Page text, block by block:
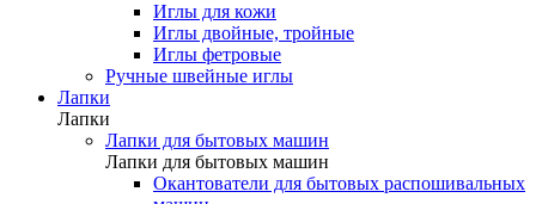
Иглы для кожи
Иглы двойные, тройные
Иглы фетровые
Ручные швейные иглы
Лапки
Лапки
Лапки для бытовых машин
Лапки для бытовых машин
Окантователи для бытовых распошивальных